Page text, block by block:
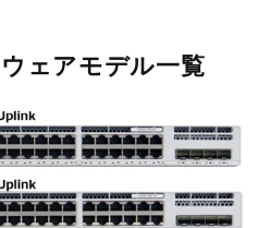
ェアモデル一覧